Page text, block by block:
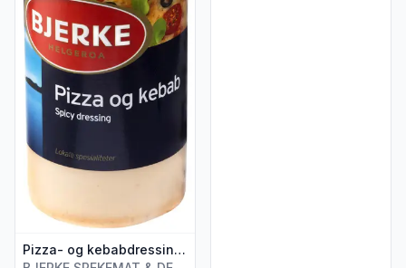
Pizza- og kebabdressing Spicy, 450 ml